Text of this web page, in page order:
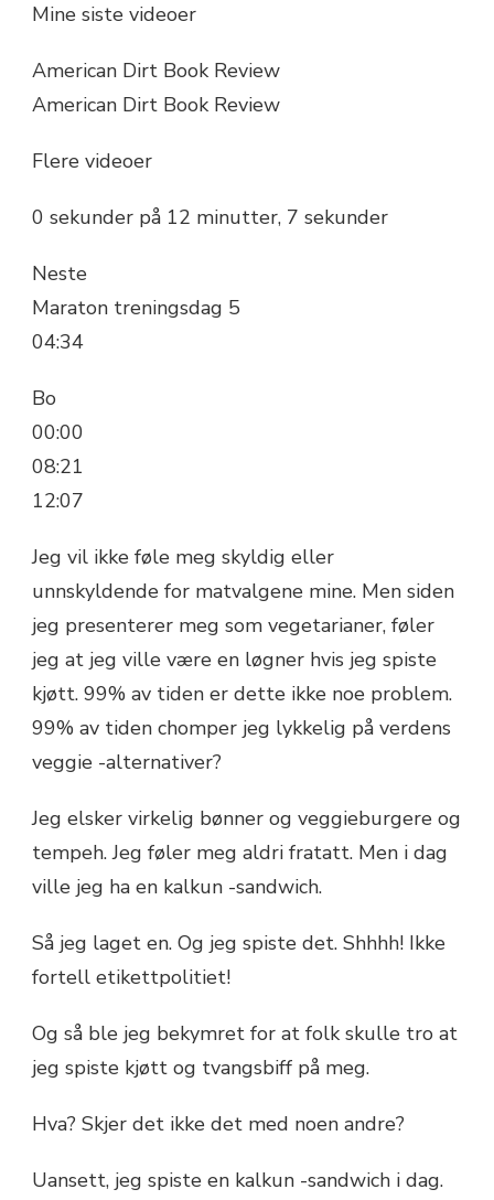
Mine siste videoer
American Dirt Book Review
American Dirt Book Review
Flere videoer
0 sekunder på 12 minutter, 7 sekunder
Neste
Maraton treningsdag 5
04:34
Bo
00:00
08:21
12:07
Jeg vil ikke føle meg skyldig eller
unnskyldende for matvalgene mine. Men siden
jeg presenterer meg som vegetarianer, føler
jeg at jeg ville være en løgner hvis jeg spiste
kjøtt. 99% av tiden er dette ikke noe problem.
99% av tiden chomper jeg lykkelig på verdens
veggie -alternativer?
Jeg elsker virkelig bønner og veggieburgere og
tempeh. Jeg føler meg aldri fratatt. Men i dag
ville jeg ha en kalkun -sandwich.
Så jeg laget en. Og jeg spiste det. Shhhh! Ikke
fortell etikettpolitiet!
Og så ble jeg bekymret for at folk skulle tro at
jeg spiste kjøtt og tvangsbiff på meg.
Hva? Skjer det ikke det med noen andre?
Uansett, jeg spiste en kalkun -sandwich i dag.